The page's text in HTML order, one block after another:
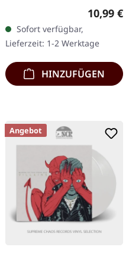
Uncrowned" ist ein
mutiges künstlerisches…
10,99 €
Sofort verfügbar,
Lieferzeit: 1-2 Werktage
HINZUFÜGEN
Angebot